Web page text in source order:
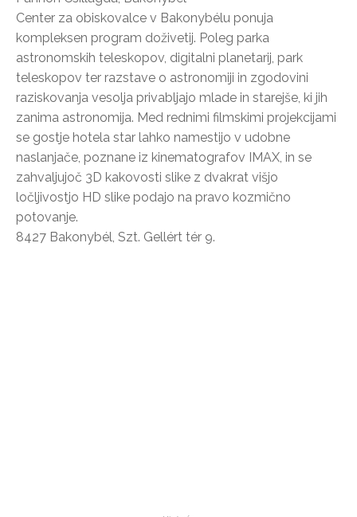
Center za obiskovalce v Bakonybélu ponuja
kompleksen program doživetij. Poleg parka
astronomskih teleskopov, digitalni planetarij, park
teleskopov ter razstave o astronomiji in zgodovini
raziskovanja vesolja privabljajo mlade in starejše, ki jih
zanima astronomija. Med rednimi filmskimi projekcijami
se gostje hotela star lahko namestijo v udobne
naslanjače, poznane iz kinematografov IMAX, in se
zahvaljujoč 3D kakovosti slike z dvakrat višjo
ločljivostjo HD slike podajo na pravo kozmično
potovanje.
8427 Bakonybél, Szt. Gellért tér 9.